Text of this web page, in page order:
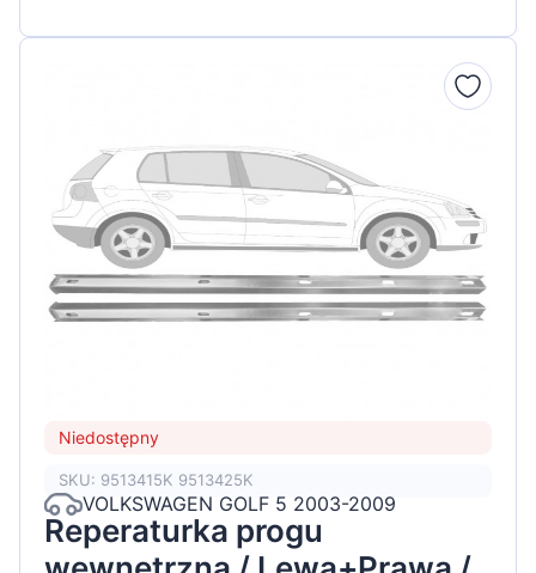
Niedostępny
SKU: 9513415K 9513425K
VOLKSWAGEN GOLF 5 2003-2009
Reperaturka progu